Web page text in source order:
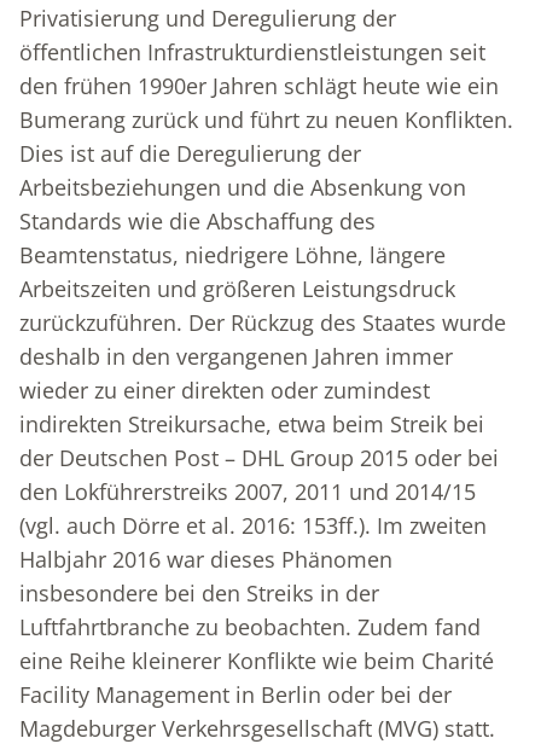
Privatisierung und Deregulierung der
öffentlichen Infrastrukturdienstleistungen seit
den frühen 1990er Jahren schlägt heute wie ein
Bumerang zurück und führt zu neuen Konflikten.
Dies ist auf die Deregulierung der
Arbeitsbeziehungen und die Absenkung von
Standards wie die Abschaffung des
Beamtenstatus, niedrigere Löhne, längere
Arbeitszeiten und größeren Leistungsdruck
zurückzuführen. Der Rückzug des Staates wurde
deshalb in den vergangenen Jahren immer
wieder zu einer direkten oder zumindest
indirekten Streikursache, etwa beim Streik bei
der Deutschen Post – DHL Group 2015 oder bei
den Lokführerstreiks 2007, 2011 und 2014/15
(vgl. auch Dörre et al. 2016: 153ff.). Im zweiten
Halbjahr 2016 war dieses Phänomen
insbesondere bei den Streiks in der
Luftfahrtbranche zu beobachten. Zudem fand
eine Reihe kleinerer Konflikte wie beim Charité
Facility Management in Berlin oder bei der
Magdeburger Verkehrsgesellschaft (MVG) statt.